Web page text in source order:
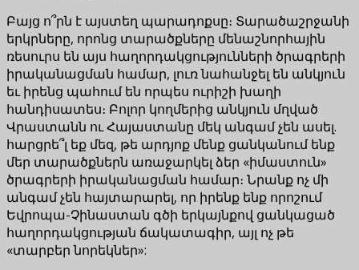
Բայց ո՞րն է այստեղ պարադոքսը։ Տարածաշրջանի
երկրները, որոնց տարածքները մենաշնորհային
ռեսուրս են այս հաղորդակցությունների ծրագրերի
իրականացման համար, լուռ նահանջել են անկյուն
եւ իրենց պահում են որպես ուրիշի խաղի
հանդիսատես։ Բոլոր կողմերից անկյուն մղված
Վրաստանն ու Հայաստանը մեկ անգամ չեն ասել.
հարցրե՞լ եք մեզ, թե արդյոք մենք ցանկանում ենք
մեր տարածքներն առաջարկել ձեր «իմաստուն»
ծրագրերի իրականացման համար։ Նրանք ոչ մի
անգամ չեն հայտարարել, որ իրենք ենք որոշում
Եվրոպա-Չինաստան գծի երկայնքով ցանկացած
հաղորդակցության ճակատագիր, այլ ոչ թե
«տարբեր նորեկներ»: